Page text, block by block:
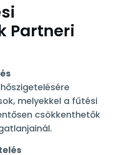
Partneri
melyekkel a fűtési
csökkenthetők